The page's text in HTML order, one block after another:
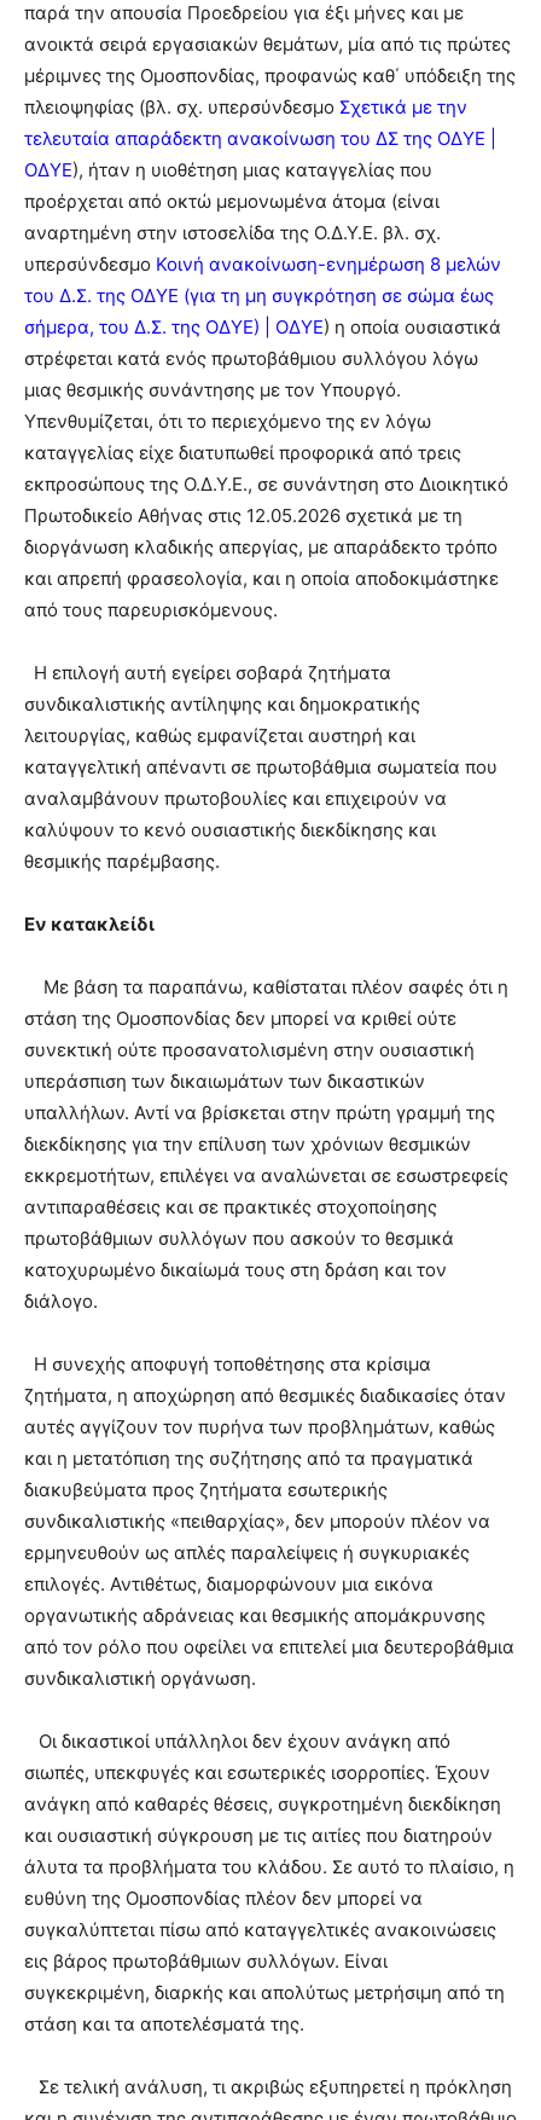
παρά την απουσία Προεδρείου για έξι μήνες και με
ανοικτά σειρά εργασιακών θεμάτων, μία από τις πρώτες
μέριμνες της Ομοσπονδίας, προφανώς καθ΄ υπόδειξη της
πλειοψηφίας (βλ. σχ. υπερσύνδεσμο Σχετικά με την
τελευταία απαράδεκτη ανακοίνωση του ΔΣ της ΟΔΥΕ |
ΟΔΥΕ), ήταν η υιοθέτηση μιας καταγγελίας που
προέρχεται από οκτώ μεμονωμένα άτομα (είναι
αναρτημένη στην ιστοσελίδα της Ο.Δ.Υ.Ε. βλ. σχ.
υπερσύνδεσμο Κοινή ανακοίνωση-ενημέρωση 8 μελών
του Δ.Σ. της ΟΔΥΕ (για τη μη συγκρότηση σε σώμα έως
σήμερα, του Δ.Σ. της ΟΔΥΕ) | ΟΔΥΕ) η οποία ουσιαστικά
στρέφεται κατά ενός πρωτοβάθμιου συλλόγου λόγω
μιας θεσμικής συνάντησης με τον Υπουργό.
Υπενθυμίζεται, ότι το περιεχόμενο της εν λόγω
καταγγελίας είχε διατυπωθεί προφορικά από τρεις
εκπροσώπους της Ο.Δ.Υ.Ε., σε συνάντηση στο Διοικητικό
Πρωτοδικείο Αθήνας στις 12.05.2026 σχετικά με τη
διοργάνωση κλαδικής απεργίας, με απαράδεκτο τρόπο
και απρεπή φρασεολογία, και η οποία αποδοκιμάστηκε
από τους παρευρισκόμενους.
Η επιλογή αυτή εγείρει σοβαρά ζητήματα
συνδικαλιστικής αντίληψης και δημοκρατικής
λειτουργίας, καθώς εμφανίζεται αυστηρή και
καταγγελτική απέναντι σε πρωτοβάθμια σωματεία που
αναλαμβάνουν πρωτοβουλίες και επιχειρούν να
καλύψουν το κενό ουσιαστικής διεκδίκησης και
θεσμικής παρέμβασης.
Εν κατακλείδι
Με βάση τα παραπάνω, καθίσταται πλέον σαφές ότι η
στάση της Ομοσπονδίας δεν μπορεί να κριθεί ούτε
συνεκτική ούτε προσανατολισμένη στην ουσιαστική
υπεράσπιση των δικαιωμάτων των δικαστικών
υπαλλήλων. Αντί να βρίσκεται στην πρώτη γραμμή της
διεκδίκησης για την επίλυση των χρόνιων θεσμικών
εκκρεμοτήτων, επιλέγει να αναλώνεται σε εσωστρεφείς
αντιπαραθέσεις και σε πρακτικές στοχοποίησης
πρωτοβάθμιων συλλόγων που ασκούν το θεσμικά
κατοχυρωμένο δικαίωμά τους στη δράση και τον
διάλογο.
Η συνεχής αποφυγή τοποθέτησης στα κρίσιμα
ζητήματα, η αποχώρηση από θεσμικές διαδικασίες όταν
αυτές αγγίζουν τον πυρήνα των προβλημάτων, καθώς
και η μετατόπιση της συζήτησης από τα πραγματικά
διακυβεύματα προς ζητήματα εσωτερικής
συνδικαλιστικής «πειθαρχίας», δεν μπορούν πλέον να
ερμηνευθούν ως απλές παραλείψεις ή συγκυριακές
επιλογές. Αντιθέτως, διαμορφώνουν μια εικόνα
οργανωτικής αδράνειας και θεσμικής απομάκρυνσης
από τον ρόλο που οφείλει να επιτελεί μια δευτεροβάθμια
συνδικαλιστική οργάνωση.
Οι δικαστικοί υπάλληλοι δεν έχουν ανάγκη από
σιωπές, υπεκφυγές και εσωτερικές ισορροπίες. Έχουν
ανάγκη από καθαρές θέσεις, συγκροτημένη διεκδίκηση
και ουσιαστική σύγκρουση με τις αιτίες που διατηρούν
άλυτα τα προβλήματα του κλάδου. Σε αυτό το πλαίσιο, η
ευθύνη της Ομοσπονδίας πλέον δεν μπορεί να
συγκαλύπτεται πίσω από καταγγελτικές ανακοινώσεις
εις βάρος πρωτοβάθμιων συλλόγων. Είναι
συγκεκριμένη, διαρκής και απολύτως μετρήσιμη από τη
στάση και τα αποτελέσματά της.
Σε τελική ανάλυση, τι ακριβώς εξυπηρετεί η πρόκληση